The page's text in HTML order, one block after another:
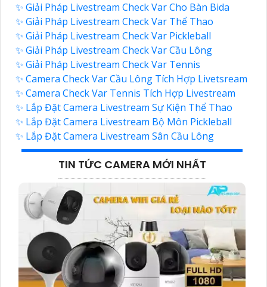
✨ Giải Pháp Livestream Check Var Cho Bàn Bida
✨ Giải Pháp Livestream Check Var Thể Thao
✨ Giải Pháp Livestream Check Var Pickleball
✨ Giải Pháp Livestream Check Var Cầu Lông
✨ Giải Pháp Livestream Check Var Tennis
✨ Camera Check Var Cầu Lông Tích Hợp Livetsream
✨ Camera Check Var Tennis Tích Hợp Livestream
✨ Lắp Đặt Camera Livestream Sự Kiện Thể Thao
✨ Lắp Đặt Camera Livestream Bộ Môn Pickleball
✨ Lắp Đặt Camera Livestream Sân Cầu Lông
TIN TỨC CAMERA MỚI NHẤT